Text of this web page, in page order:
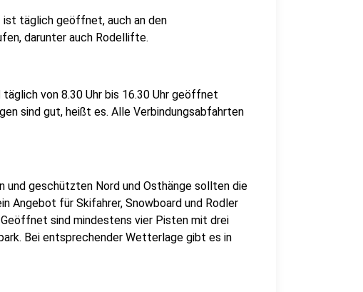
ist täglich geöffnet, auch an den
darunter auch Rodellifte.
von 8.30 Uhr bis 16.30 Uhr geöffnet
sind gut, heißt es. Alle Verbindungsabfahrten
und geschützten Nord und Osthänge sollten die
Angebot für Skifahrer, Snowboard und Rodler
sind mindestens vier Pisten mit drei
Bei entsprechender Wetterlage gibt es in